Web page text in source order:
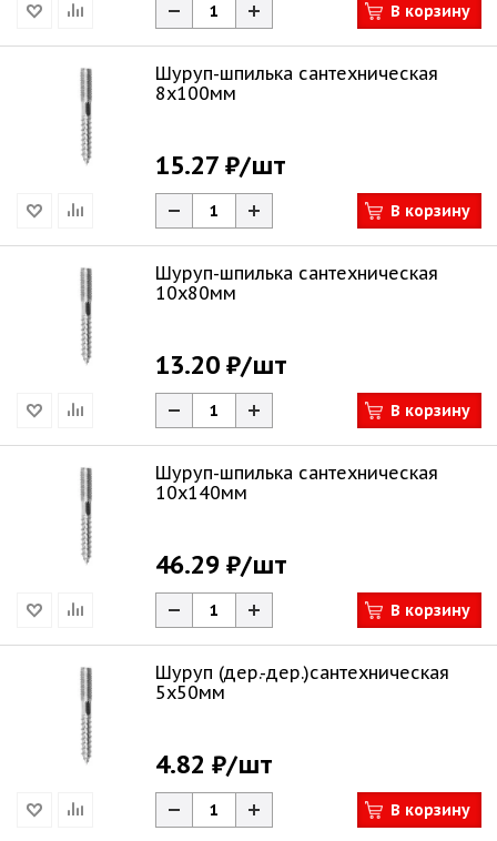
В корзину
Шуруп-шпилька сантехническая
8х100мм
15.27 ₽/шт
В корзину
Шуруп-шпилька сантехническая
10х80мм
13.20 ₽/шт
В корзину
Шуруп-шпилька сантехническая
10х140мм
46.29 ₽/шт
В корзину
Шуруп (дер.-дер.)сантехническая
5х50мм
4.82 ₽/шт
В корзину